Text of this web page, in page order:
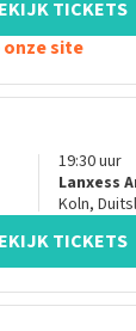
TICKETS
onze site
19:30uur
Lanxess
Koln,
TICKETS